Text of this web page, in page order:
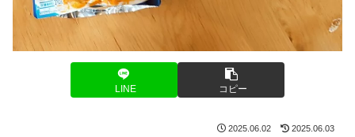
LINE コピー
2025.06.02 2025.06.03